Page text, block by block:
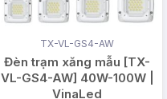
TX-VL-GS4-AW
Đèn trạm xăng mẫu [TX-
VL-GS4-AW] 40W-100W |
VinaLed